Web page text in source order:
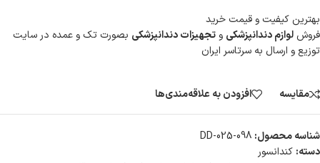
بهترین کیفیت و قیمت خرید
فروش لوازم دندانپزشکی و تجهیزات دندانپزشکی بصورت تک و عمده در سایت
توزیع و ارسال به سرتاسر ایران
مقایسه افزودن به علاقه‌مندی‌ها
شناسه محصول: DD-025-098
دسته: کندانسور